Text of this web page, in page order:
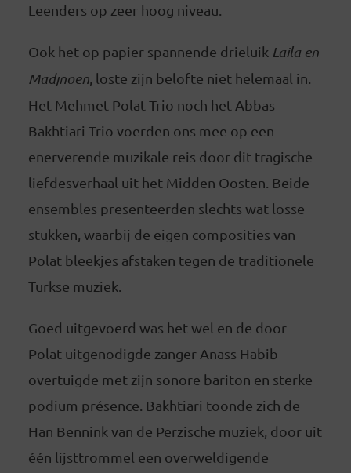
Leenders op zeer hoog niveau.
Ook het op papier spannende drieluik Laila en
Madjnoen, loste zijn belofte niet helemaal in.
Het Mehmet Polat Trio noch het Abbas
Bakhtiari Trio voerden ons mee op een
enerverende muzikale reis door dit tragische
liefdesverhaal uit het Midden Oosten. Beide
ensembles presenteerden slechts wat losse
stukken, waarbij de eigen composities van
Polat bleekjes afstaken tegen de traditionele
Turkse muziek.
Goed uitgevoerd was het wel en de door
Polat uitgenodigde zanger Anass Habib
overtuigde met zijn sonore bariton en sterke
podium présence. Bakhtiari toonde zich de
Han Bennink van de Perzische muziek, door uit
één lijsttrommel een overweldigende